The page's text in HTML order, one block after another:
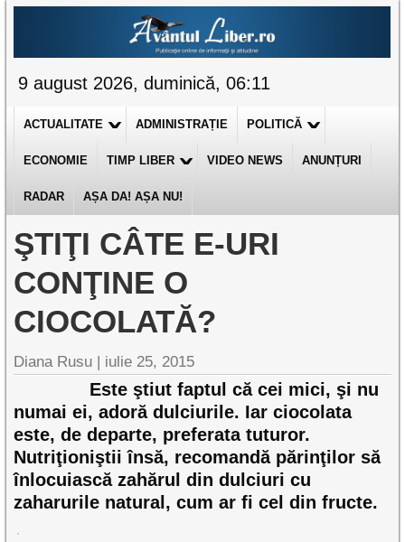
9 august 2026, duminică, 06:11
ACTUALITATE ADMINISTRAȚIE POLITICĂ
ECONOMIE TIMP LIBER VIDEO NEWS ANUNȚURI
RADAR AȘA DA! AȘA NU!
ŞTIŢI CÂTE E-URI
CONŢINE O
CIOCOLATĂ?
Diana Rusu | iulie 25, 2015
Este ştiut faptul că cei mici, şi nu
numai ei, adoră dulciurile. Iar ciocolata
este, de departe, preferata tuturor.
Nutriţioniştii însă, recomandă părinţilor să
înlocuiască zahărul din dulciuri cu
zaharurile natural, cum ar fi cel din fructe.